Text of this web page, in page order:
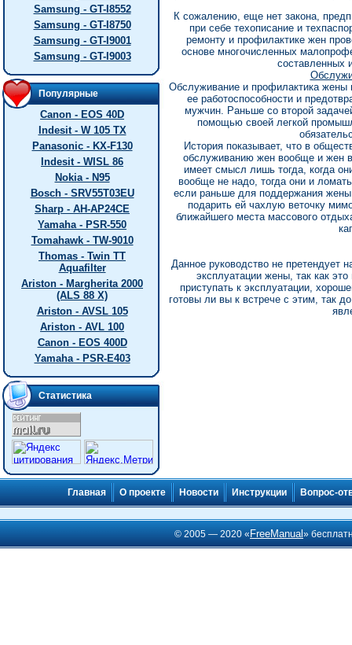
Samsung - GT-I8552
Samsung - GT-I8750
Samsung - GT-I9001
Samsung - GT-I9003
Популярные
Canon - EOS 40D
Indesit - W 105 TX
Panasonic - KX-F130
Indesit - WISL 86
Nokia - N95
Bosch - SRV55T03EU
Sharp - AH-AP24CE
Yamaha - PSR-550
Tomahawk - TW-9010
Thomas - Twin TT
Aquafilter
Ariston - Margherita 2000
(ALS 88 X)
Ariston - AVSL 105
Ariston - AVL 100
Canon - EOS 400D
Yamaha - PSR-E403
Статистика
К сожалению, еще нет закона,
при себе техописание и
ремонту и профилактике жен
основе многочисленных
составленных
Обслуживание и профилактика жены
ее работоспособности и
мужчин. Раньше со второй
помощью своей легкой
История показывает, что в
обслуживанию жен вообще и жен
имеет смысл лишь тогда, когда
вообще не надо, тогда они и
если раньше для поддержания жены
подарить ей чахлую веточку
ближайшего места массового
Данное руководство не претендует
эксплуатации жены, так как
приступать к эксплуатации,
готовы ли вы к встрече с этим, так
Главная О проекте Новости Инструкции Вопрос-
© 2005 — 2020 « FreeManual»